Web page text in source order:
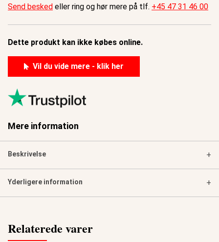
Send besked eller ring og hør mere på tlf. +45 47 31 46 00
Dette produkt kan ikke købes online.
Vil du vide mere - klik her
Mere information
Beskrivelse +
Yderligere information +
Relaterede varer